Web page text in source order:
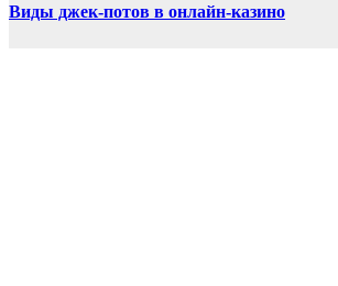
Виды джек-потов в онлайн-казино